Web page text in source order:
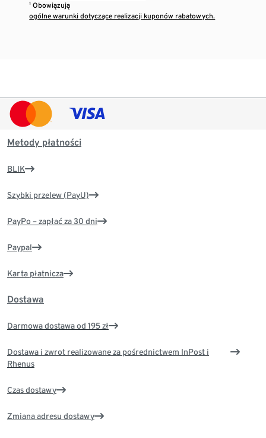
¹ Obowiązują
ogólne warunki dotyczące realizacji kuponów rabatowych.
Metody płatności
BLIK
Szybki przelew (PayU)
PayPo – zapłać za 30 dni
Paypal
Karta płatnicza
Dostawa
Darmowa dostawa od 195 zł
Dostawa i zwrot realizowane za pośrednictwem InPost i
Rhenus
Czas dostawy
Zmiana adresu dostawy